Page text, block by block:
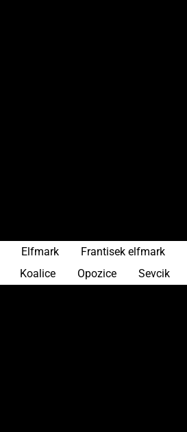
Elfmark Frantisek elfmark
Koalice Opozice Sevcik